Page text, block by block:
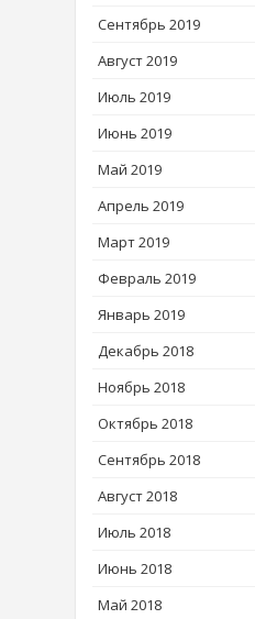
Сентябрь 2019
Август 2019
Июль 2019
Июнь 2019
Май 2019
Апрель 2019
Март 2019
Февраль 2019
Январь 2019
Декабрь 2018
Ноябрь 2018
Октябрь 2018
Сентябрь 2018
Август 2018
Июль 2018
Июнь 2018
Май 2018